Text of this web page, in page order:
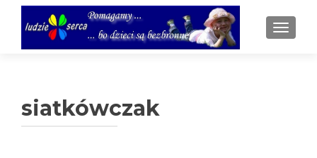
siatkówczak